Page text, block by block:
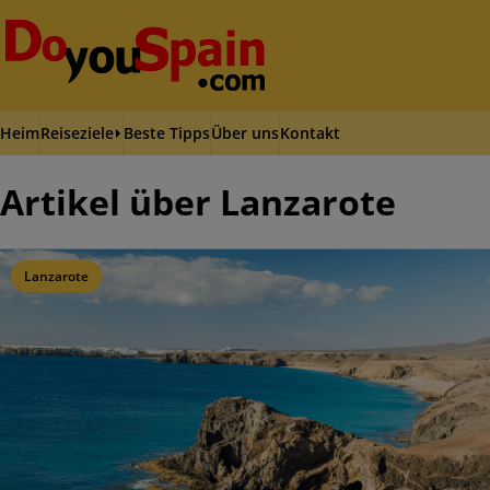
HeimReiseziele Beste TippsÜber unsKontakt
Artikel über Lanzarote
Lanzarote